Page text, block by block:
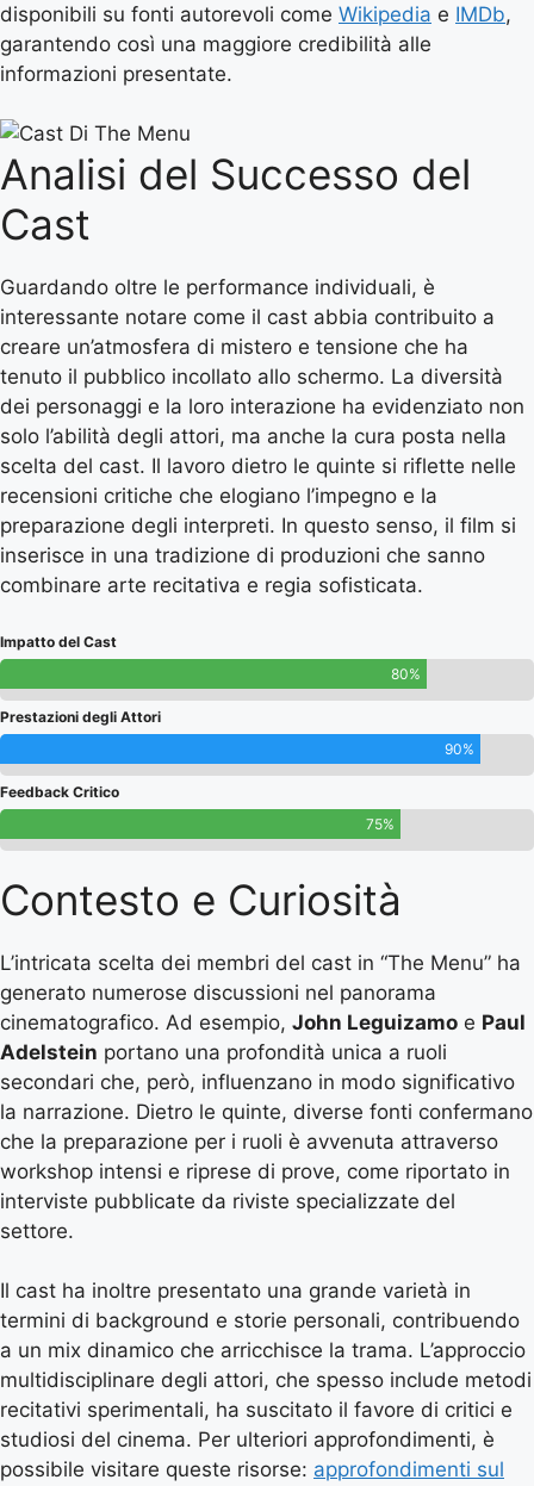
disponibili su fonti autorevoli come Wikipedia e IMDb,
garantendo così una maggiore credibilità alle
informazioni presentate.
Analisi del Successo del
Cast
Guardando oltre le performance individuali, è
interessante notare come il cast abbia contribuito a
creare un’atmosfera di mistero e tensione che ha
tenuto il pubblico incollato allo schermo. La diversità
dei personaggi e la loro interazione ha evidenziato non
solo l’abilità degli attori, ma anche la cura posta nella
scelta del cast. Il lavoro dietro le quinte si riflette nelle
recensioni critiche che elogiano l’impegno e la
preparazione degli interpreti. In questo senso, il film si
inserisce in una tradizione di produzioni che sanno
combinare arte recitativa e regia sofisticata.
Impatto del Cast
80%
Prestazioni degli Attori
90%
Feedback Critico
75%
Contesto e Curiosità
L’intricata scelta dei membri del cast in “The Menu” ha
generato numerose discussioni nel panorama
cinematografico. Ad esempio, John Leguizamo e Paul
Adelstein portano una profondità unica a ruoli
secondari che, però, influenzano in modo significativo
la narrazione. Dietro le quinte, diverse fonti confermano
che la preparazione per i ruoli è avvenuta attraverso
workshop intensi e riprese di prove, come riportato in
interviste pubblicate da riviste specializzate del
settore.
Il cast ha inoltre presentato una grande varietà in
termini di background e storie personali, contribuendo
a un mix dinamico che arricchisce la trama. L’approccio
multidisciplinare degli attori, che spesso include metodi
recitativi sperimentali, ha suscitato il favore di critici e
studiosi del cinema. Per ulteriori approfondimenti, è
possibile visitare queste risorse: approfondimenti sul